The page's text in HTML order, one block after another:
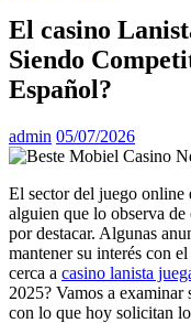
El casino
Siendo
Español?
admin 05/07/2026
El sector del juego online
alguien que lo observa
por destacar. Algunas
mantener su interés con
cerca a casino lanista
2025? Vamos a examinar
con lo que hoy solicitan